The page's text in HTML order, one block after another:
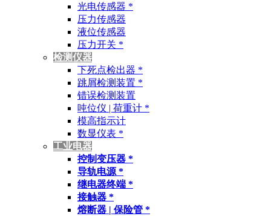
光电传感器 *
压力传感器
液位传感器
压力开关 *
检测仪器
下死点检出器 *
跳屑检测装置 *
错误检测装置
吨位仪 | 荷重计 *
模高指示计
数显仪表 *
工业电器
控制变压器 *
导轨电源 *
继电器终端 *
接触器 *
熔断器 | 保险管 *